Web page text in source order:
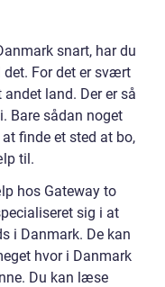
snart, har du
For det er svært
land. Der er så
Bare sådan noget
finde et sted at bo,
til.
hos Gateway to
sig i at
i Danmark. De kan
hvor i Danmark
Du kan læse